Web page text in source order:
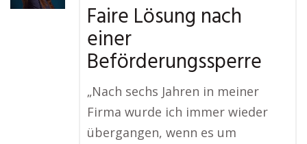
Faire Lösung nach
einer
Beförderungssperre
„Nach sechs Jahren in meiner
Firma wurde ich immer wieder
übergangen, wenn es um